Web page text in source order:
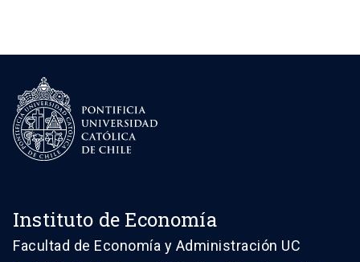
Instituto de Economía
Facultad de Economía y Administración UC